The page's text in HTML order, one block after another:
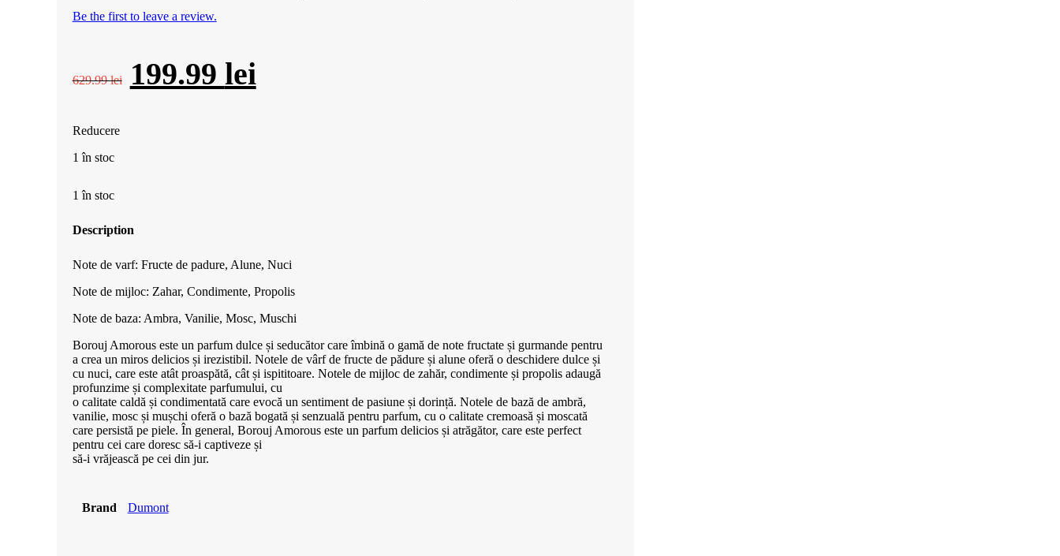
Be the first to leave a review.
629.99lei
Prețul
629.99 lei.
199.99 lei
Reducere
1 în stoc
1 în stoc
Description
Note de varf: Fructe de padure, Alune, Nuci
Note de mijloc: Zahar, Condimente, Propolis
Note de baza: Ambra, Vanilie, Mosc, Muschi
Borouj Amorous este un parfum dulce și seducător care îmbină o gamă de note fructate și gurmande pentru
a crea un miros delicios și irezistibil. Notele de vârf de fructe de pădure și alune oferă o deschidere dulce și
cu nuci, care este atât proaspătă, cât și ispititoare. Notele de mijloc de zahăr, condimente și propolis adaugă
profunzime și complexitate parfumului, cu
o calitate caldă și condimentată care evocă un sentiment de pasiune și dorință. Notele de bază de ambră,
vanilie, mosc și mușchi oferă o bază bogată și senzuală pentru parfum, cu o calitate cremoasă și moscată
care persistă pe piele. În general, Borouj Amorous este un parfum delicios și atrăgător, care este perfect
pentru cei care doresc să-i captiveze și
să-i vrăjească pe cei din jur.
Brand Dumont